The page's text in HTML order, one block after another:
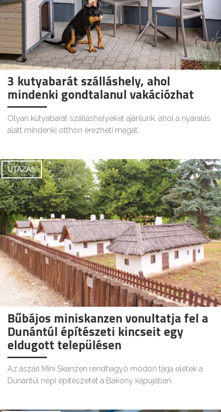
3 kutyabarát szálláshely, ahol
mindenki gondtalanul vakációzhat
Olyan kutyabarát szálláshelyeket ajánlunk, ahol a nyaralás
alatt mindenki otthon érezheti magát.
UTAZÁS
Bűbájos miniskanzen vonultatja fel a
Dunántúl építészeti kincseit egy
eldugott településen
Az ászári Mini Skanzen rendhagyó módon tárja elétek a
Dunántúl népi építészetét a Bakony kapujában.